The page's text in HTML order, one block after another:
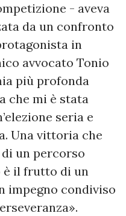
- aveva
da un confronto
in
avvocato Tonio
più profonda
che mi è stata
seria e
Una vittoria che
un percorso
è il frutto di un
impegno condiviso